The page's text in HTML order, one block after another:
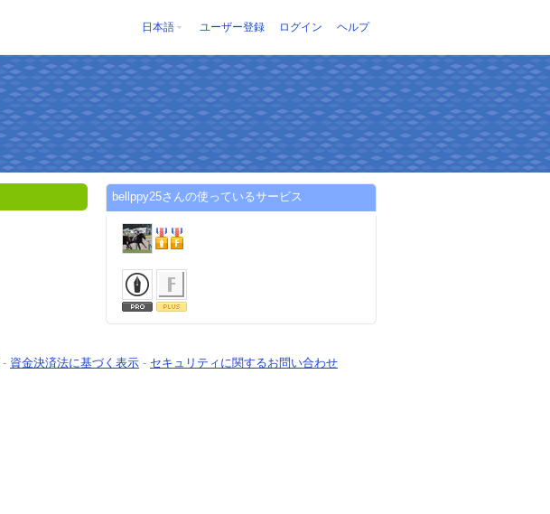
日本語 ユーザー登録 ログイン ヘルプ
bellppy25さんの使っているサービス
- 資金決済法に基づく表示 - セキュリティに関するお問い合わせ